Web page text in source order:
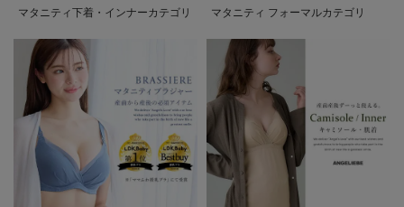
マタニティ下着・インナーカテゴリ マタニティ フォーマルカテゴリ